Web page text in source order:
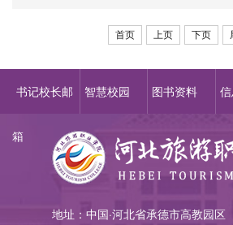
首页 上页 下页
书记校长邮
箱
智慧校园 图书资料
地址：中国·河北省承德市高教园